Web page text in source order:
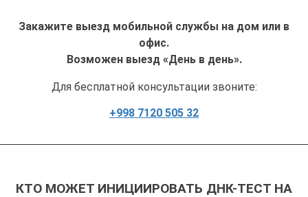
Закажите выезд мобильной службы на дом или в
офис.
Возможен выезд «День в день».
Для бесплатной консультации звоните:
+998 7120 505 32
КТО МОЖЕТ ИНИЦИИРОВАТЬ ДНК-ТЕСТ НА